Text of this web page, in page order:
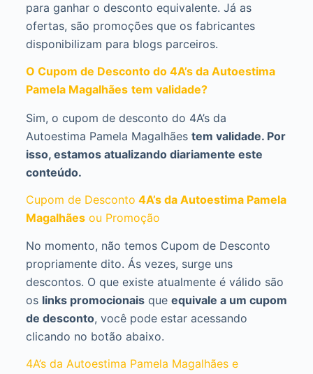
para ganhar o desconto equivalente. Já as
ofertas, são promoções que os fabricantes
disponibilizam para blogs parceiros.
O Cupom de Desconto do 4A’s da Autoestima
Pamela Magalhães tem validade?
Sim, o cupom de desconto do 4A’s da
Autoestima Pamela Magalhães tem validade. Por
isso, estamos atualizando diariamente este
conteúdo.
Cupom de Desconto 4A’s da Autoestima Pamela
Magalhães ou Promoção
No momento, não temos Cupom de Desconto
propriamente dito. Ás vezes, surge uns
descontos. O que existe atualmente é válido são
os links promocionaisque equivale a um cupom
de desconto, você pode estar acessando
clicando no botão abaixo.
4A’s da Autoestima Pamela Magalhães e